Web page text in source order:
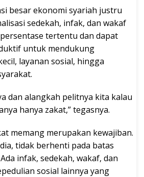
besar ekonomi syariah justru
sedekah, infak, dan wakaf
tertentu dan dapat
untuk mendukung
layanan sosial, hingga
dan alangkah pelitnya kita kalau
hanya zakat,” tegasnya.
memang merupakan kewajiban.
tidak berhenti pada batas
infak, sedekah, wakaf, dan
sosial lainnya yang